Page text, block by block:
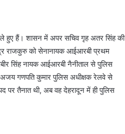
हुए हैं। शासन में अपर सचिव गृह अतर सिंह की
राजकुरु को सेनानायक आईआरबी प्रथम
सिंह नायक आईआरबी नैनीताल से पुलिस
अजय गणपति कुमार पुलिस अधीक्षक रेलवे से
पर तैनात थी, अब वह देहरादून में ही पुलिस